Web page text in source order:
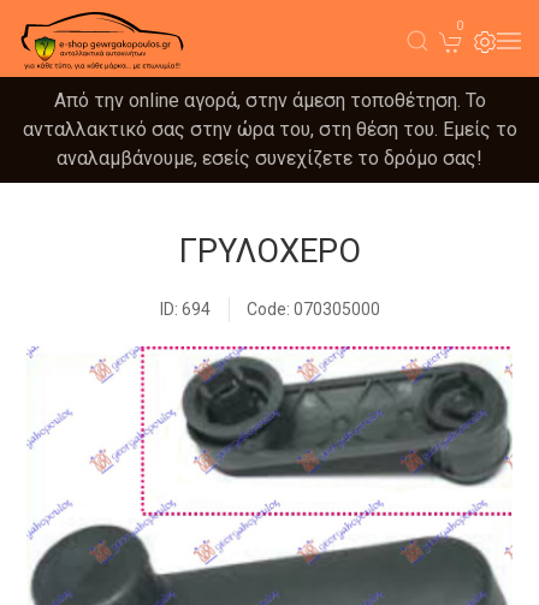
0
Από την online αγορά, στην άμεση τοποθέτηση. Το
ανταλλακτικό σας στην ώρα του, στη θέση του. Εμείς το
αναλαμβάνουμε, εσείς συνεχίζετε το δρόμο σας!
ΓΡΥΛΟΧΕΡΟ
ID: 694 Code: 070305000